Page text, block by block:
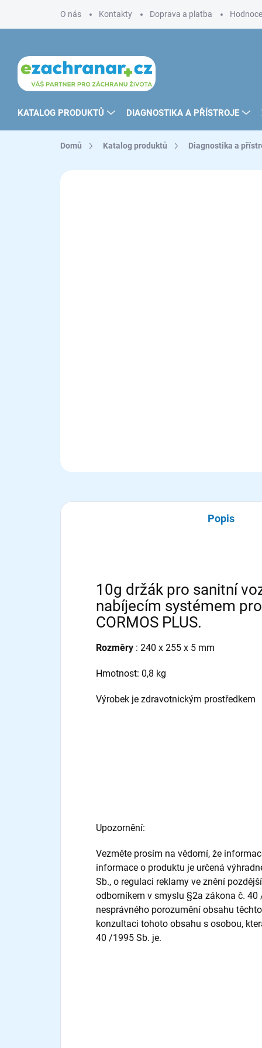
obsah
O nás Kontakty Doprava a platba
KATALOG PRODUKTŮ DIAGNOSTIKA A PŘÍSTROJE
Domů Katalog produktů Diagnostika a
ZNAČKA:
Popis
10g držák pro sanitní
nabíjecím systémem
CORMOS PLUS.
Rozměry : 240 x 255 x 5 mm
Hmotnost: 0,8 kg
Výrobek je zdravotnickým prostředkem
Upozornění:
Vezměte prosím na vědomí, že
informace o produktu je určená
Sb., o regulaci reklamy ve znění
odborníkem v smyslu §2a zákona č. 40
nesprávného porozumění obsahu
konzultaci tohoto obsahu s osobou,
40 /1995 Sb. je.